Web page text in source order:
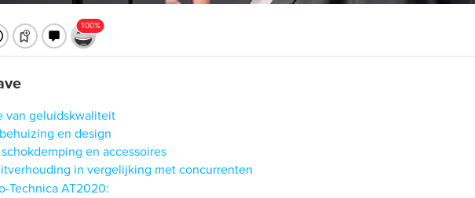
van geluidskwaliteit
en design
en accessoires
in vergelijking met concurrenten
Technica AT2020: